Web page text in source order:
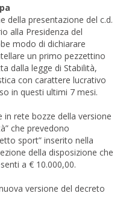
della presentazione del c.d.
alla Presidenza del
modo di dichiarare
un primo pezzettino
dalla legge di Stabilità,
con carattere lucrativo
in questi ultimi 7 mesi.
in rete bozze della versione
che prevedono
sport” inserito nella
della disposizione che
a € 10.000,00.
versione del decreto